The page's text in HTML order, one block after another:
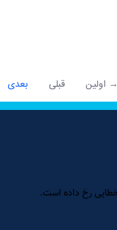
→ اولین قبلی بعدی